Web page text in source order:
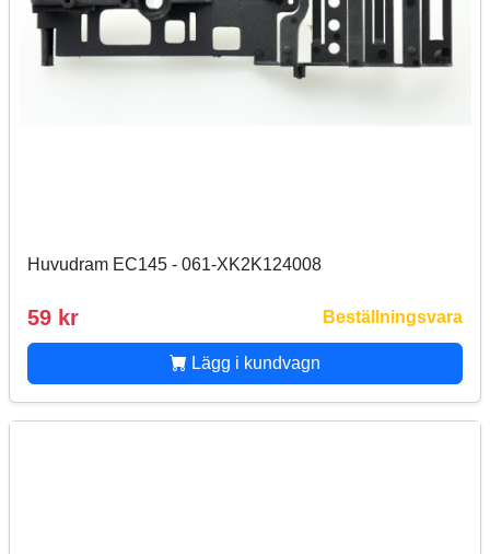
Huvudram EC145 - 061-XK2K124008
59 kr Beställningsvara
Lägg i kundvagn